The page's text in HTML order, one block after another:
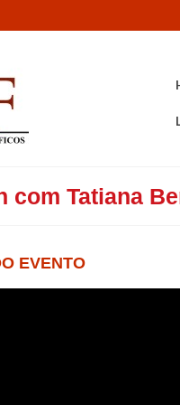
com Tatiana
EVENTO